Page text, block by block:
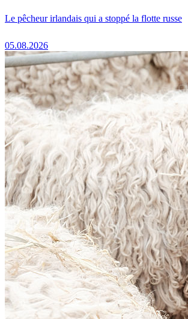
Le pêcheur irlandais qui a stoppé la flotte russe
05.08.2026